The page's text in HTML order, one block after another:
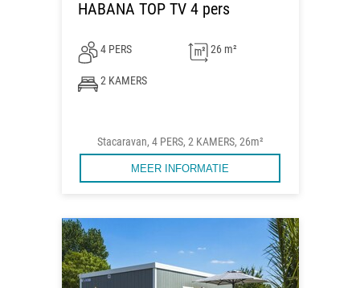
HABANA TOP TV 4 pers
4 PERS 26 m²
2 KAMERS
Stacaravan, 4 PERS, 2 KAMERS, 26m²
MEER INFORMATIE